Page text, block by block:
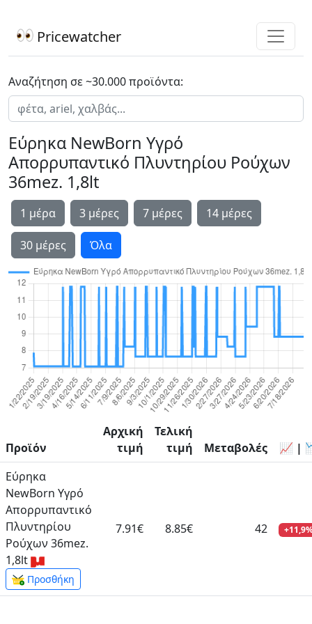
Pricewatcher
Αναζήτηση σε ~30.000 προϊόντα:
Εύρηκα NewBorn Υγρό
Απορρυπαντικό Πλυντηρίου Ρούχων
36mez. 1,8lt
1 μέρα 3 μέρες 7 μέρες 14 μέρες
30 μέρες Όλα
Προϊόν
Αρχική
τιμή
Τελική
τιμή
Μεταβολές
📈 |
Εύρηκα
NewBorn Υγρό
Απορρυπαντικό
Πλυντηρίου
Ρούχων 36mez.
1,8lt
Προσθήκη
7.91€ 8.85€ 42